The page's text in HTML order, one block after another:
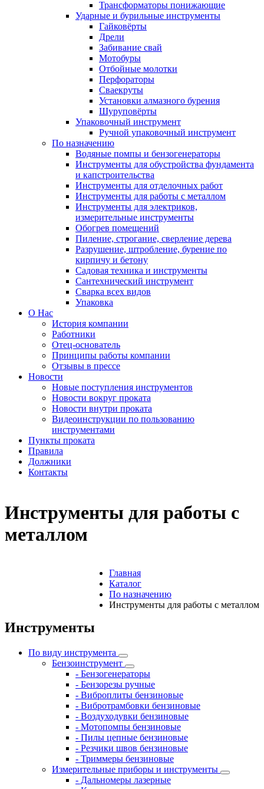
Трансформаторы понижающие
Ударные и бурильные инструменты
Гайковёрты
Дрели
Забивание свай
Мотобуры
Отбойные молотки
Перфораторы
Сваекруты
Установки алмазного бурения
Шуруповёрты
Упаковочный инструмент
Ручной упаковочный инструмент
По назначению
Водяные помпы и бензогенераторы
Инструменты для обустройства фундамента
и капстроительства
Инструменты для отделочных работ
Инструменты для работы с металлом
Инструменты для электриков,
измерительные инструменты
Обогрев помещений
Пиление, строгание, сверление дерева
Разрушение, штробление, бурение по
кирпичу и бетону
Садовая техника и инструменты
Сантехнический инструмент
Сварка всех видов
Упаковка
О Нас
История компании
Работники
Отец-основатель
Принципы работы компании
Отзывы в прессе
Новости
Новые поступления инструментов
Новости вокруг проката
Новости внутри проката
Видеоинструкции по пользованию
инструментами
Пункты проката
Правила
Должники
Контакты
Инструменты для работы с
металлом
Главная
Каталог
По назначению
Инструменты для работы с металлом
Инструменты
По виду инструмента
Бензоинструмент
- Бензогенераторы
- Бензорезы ручные
- Виброплиты бензиновые
- Вибротрамбовки бензиновые
- Воздуходувки бензиновые
- Мотопомпы бензиновые
- Пилы цепные бензиновые
- Резчики швов бензиновые
- Триммеры бензиновые
Измерительные приборы и инструменты
- Дальномеры лазерные